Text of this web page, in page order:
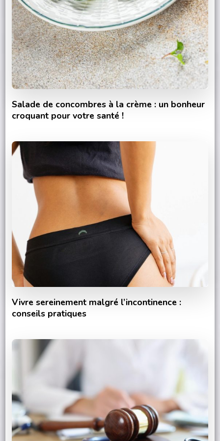
Salade de concombres à la crème : un bonheur
croquant pour votre santé !
Vivre sereinement malgré l’incontinence :
conseils pratiques